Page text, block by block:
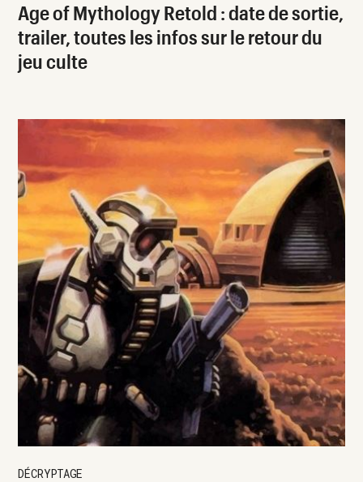
Age of Mythology Retold : date de sortie,
trailer, toutes les infos sur le retour du
jeu culte
DÉCRYPTAGE